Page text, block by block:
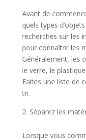
Avant de
quels types
recherches sur les
pour connaître les
Généralement, les
le verre, le
Faites une liste de
tri.
Séparez les
Lorsque vous